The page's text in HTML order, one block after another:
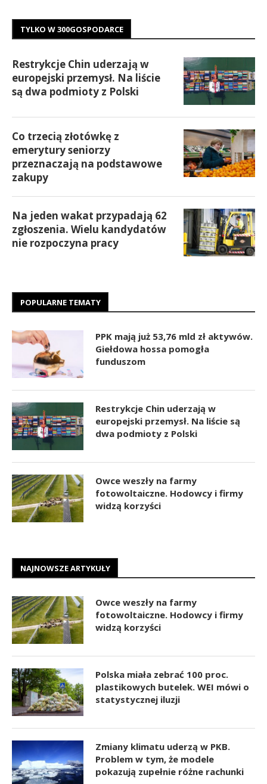
TYLKO W 300GOSPODARCE
Restrykcje Chin uderzają w
europejski przemysł. Na liście
są dwa podmioty z Polski
Co trzecią złotówkę z
emerytury seniorzy
przeznaczają na podstawowe
zakupy
Na jeden wakat przypadają 62
zgłoszenia. Wielu kandydatów
nie rozpoczyna pracy
POPULARNE TEMATY
PPK mają już 53,76 mld zł aktywów.
Giełdowa hossa pomogła
funduszom
Restrykcje Chin uderzają w
europejski przemysł. Na liście są
dwa podmioty z Polski
Owce weszły na farmy
fotowoltaiczne. Hodowcy i firmy
widzą korzyści
NAJNOWSZE ARTYKUŁY
Owce weszły na farmy
fotowoltaiczne. Hodowcy i firmy
widzą korzyści
Polska miała zebrać 100 proc.
plastikowych butelek. WEI mówi o
statystycznej iluzji
Zmiany klimatu uderzą w PKB.
Problem w tym, że modele
pokazują zupełnie różne rachunki